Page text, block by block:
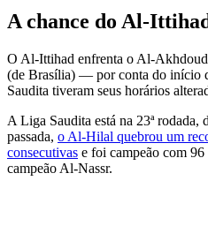
A chance do Al-
O Al-Ittihad enfrenta o Al-
(de Brasília) — por conta do início
Saudita tiveram seus horários
A Liga Saudita está na 23ª rodada,
passada, o Al-Hilal quebrou um
consecutivas e foi campeão com
campeão Al-Nassr.